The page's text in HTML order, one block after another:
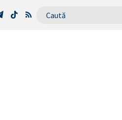
Telegram
TikTokRSS